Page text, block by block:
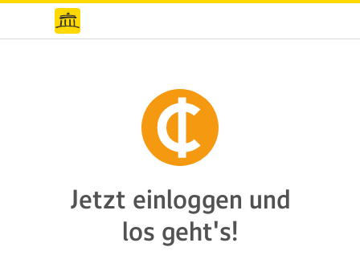
Jetzt einloggen und
los geht's!